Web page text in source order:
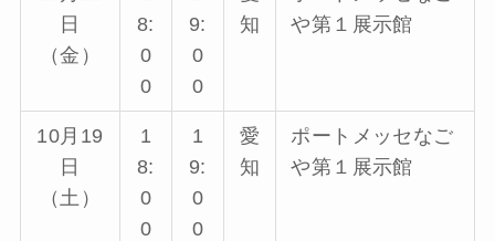
日
（金）
8:
0
0
9:
0
0
知
や第１展示館
10月19
日
（土）
1
8:
0
0
1
9:
0
0
愛
知
ポートメッセなご
や第１展示館